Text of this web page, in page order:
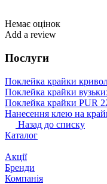
Немає оцінок
Add a review
Послуги
Поклейка крайки
Поклейка крайки
Поклейка крайки PUR
Нанесення клею на
Назад до списку
Каталог
Акції
Бренди
Компанія